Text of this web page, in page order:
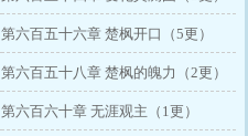
第六百五十六章 楚枫开口（5更）
第六百五十八章 楚枫的魄力（2更）
第六百六十章 无涯观主（1更）